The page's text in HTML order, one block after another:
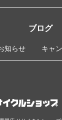
ブログ
知らせ キャ